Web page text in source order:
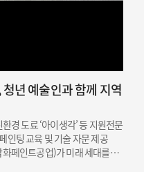
년 예술인과 함께 지역
경 도료 ‘아이생각’ 등 지원전문
인팅 교육 및 기술 자문 제공
페인트공업)가 미래 세대를